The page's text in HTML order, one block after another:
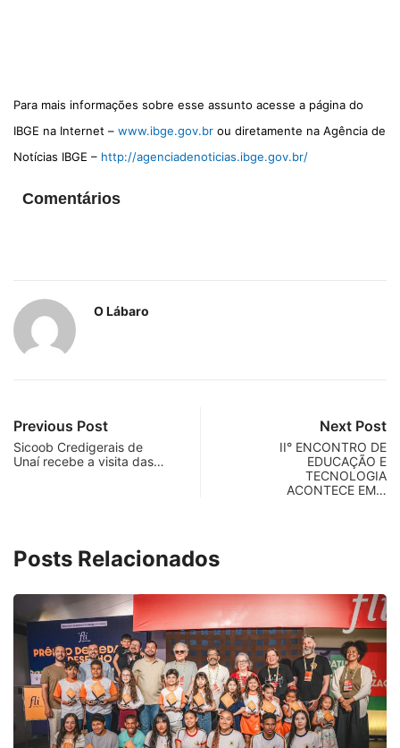
Para mais informações sobre esse assunto acesse a página do
IBGE na Internet – www.ibge.gov.br ou diretamente na Agência de
Notícias IBGE – http://agenciadenoticias.ibge.gov.br/
Comentários
O Lábaro
Previous Post
Sicoob Credigerais de
Unaí recebe a visita das…
Next Post
II° ENCONTRO DE
EDUCAÇÃO E
TECNOLOGIA
ACONTECE EM…
Posts Relacionados